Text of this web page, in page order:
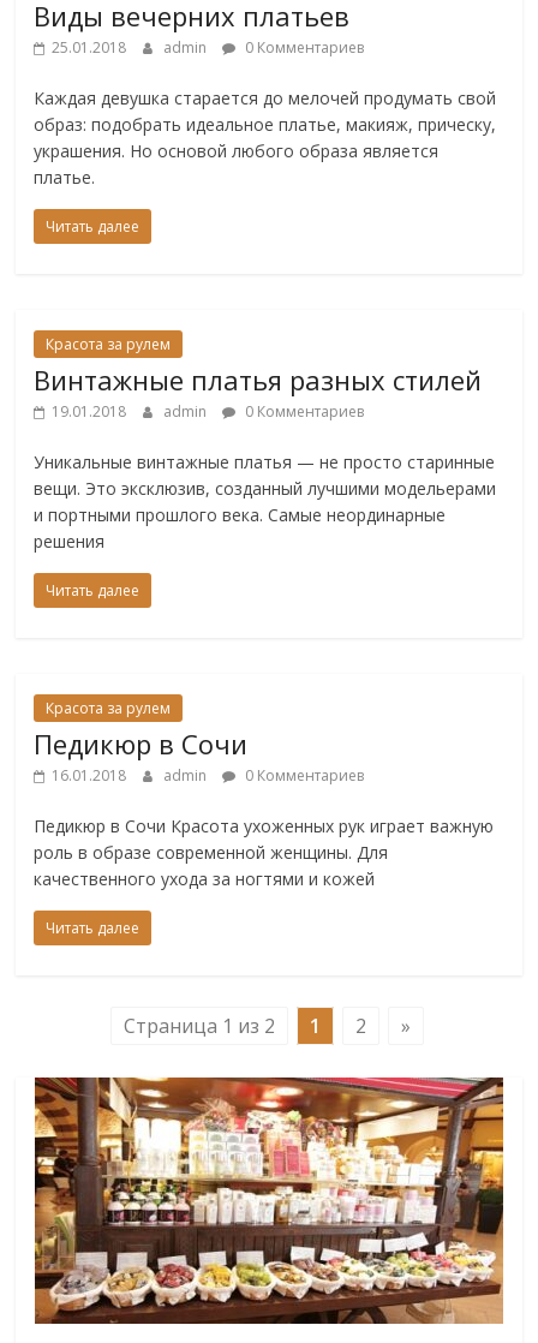
Виды вечерних платьев
25.01.2018 admin 0 Комментариев
Каждая девушка старается до мелочей продумать свой
образ: подобрать идеальное платье, макияж, прическу,
украшения. Но основой любого образа является
платье.
Читать далее
Красота за рулем
Винтажные платья разных стилей
19.01.2018 admin 0 Комментариев
Уникальные винтажные платья — не просто старинные
вещи. Это эксклюзив, созданный лучшими модельерами
и портными прошлого века. Самые неординарные
решения
Читать далее
Красота за рулем
Педикюр в Сочи
16.01.2018 admin 0 Комментариев
Педикюр в Сочи Красота ухоженных рук играет важную
роль в образе современной женщины. Для
качественного ухода за ногтями и кожей
Читать далее
Страница 1 из 2 1 2 »